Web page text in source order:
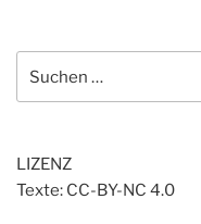
nach:
LIZENZ
Texte: CC-BY-NC 4.0